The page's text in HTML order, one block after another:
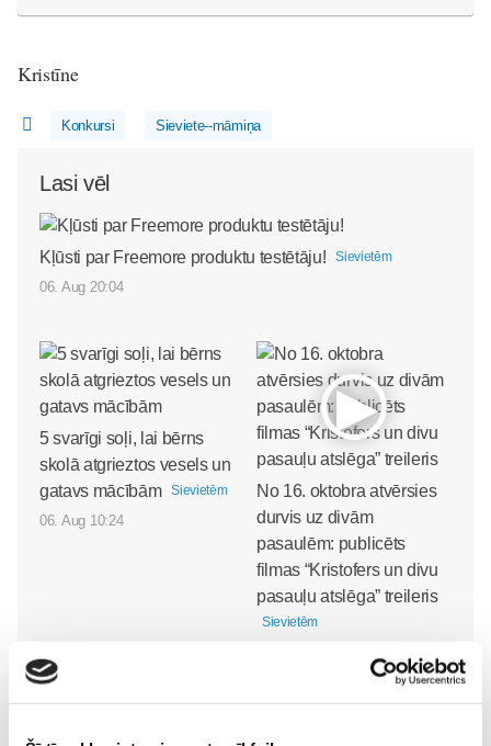
Kristīne
Konkursi Sieviete--māmiņa
Lasi vēl
Kļūsti par Freemore produktu testētāju! Sievietēm
06. Aug 20:04
5 svarīgi soļi, lai bērns
skolā atgrieztos vesels un
gatavs mācībām
Sievietēm
06. Aug 10:24
No 16. oktobra atvērsies
durvis uz divām
pasaulēm: publicēts
filmas “Kristofers un divu
pasauļu atslēga” treileris
Sievietēm